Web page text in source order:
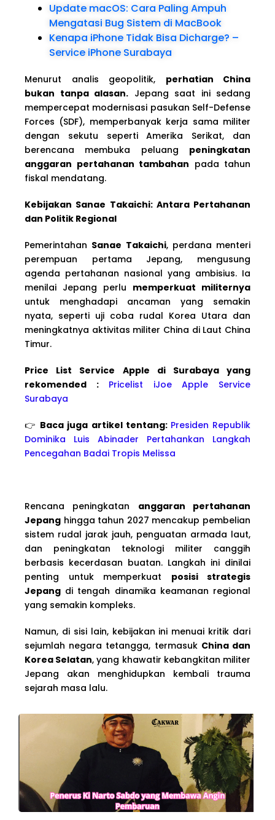
Update macOS: Cara Paling Ampuh
Mengatasi Bug Sistem di MacBook
Kenapa iPhone Tidak Bisa Dicharge? –
Service iPhone Surabaya
Menurut analis geopolitik, perhatian China
bukan tanpa alasan. Jepang saat ini sedang
mempercepat modernisasi pasukan Self-Defense
Forces (SDF), memperbanyak kerja sama militer
dengan sekutu seperti Amerika Serikat, dan
berencana membuka peluang peningkatan
anggaran pertahanan tambahan pada tahun
fiskal mendatang.
Kebijakan Sanae Takaichi: Antara Pertahanan
dan Politik Regional
Pemerintahan Sanae Takaichi, perdana menteri
perempuan pertama Jepang, mengusung
agenda pertahanan nasional yang ambisius. Ia
menilai Jepang perlu memperkuat militernya
untuk menghadapi ancaman yang semakin
nyata, seperti uji coba rudal Korea Utara dan
meningkatnya aktivitas militer China di Laut China
Timur.
Price List Service Apple di Surabaya yang
rekomended :
Pricelist iJoe Apple Service
Surabaya
👉 Baca juga artikel tentang: Presiden Republik
Dominika Luis Abinader Pertahankan Langkah
Pencegahan Badai Tropis Melissa
Rencana peningkatan anggaran pertahanan
Jepang hingga tahun 2027 mencakup pembelian
sistem rudal jarak jauh, penguatan armada laut,
dan peningkatan teknologi militer canggih
berbasis kecerdasan buatan. Langkah ini dinilai
penting untuk memperkuat posisi strategis
Jepang di tengah dinamika keamanan regional
yang semakin kompleks.
Namun, di sisi lain, kebijakan ini menuai kritik dari
sejumlah negara tetangga, termasuk China dan
Korea Selatan, yang khawatir kebangkitan militer
Jepang akan menghidupkan kembali trauma
sejarah masa lalu.